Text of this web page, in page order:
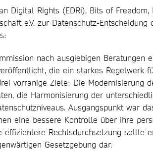
Digital Rights (EDRi), Bits of
e.V. zur Datenschutz-Entscheidung
nach ausgiebigen Beratungen
die ein starkes Regelwerk
vorranige Ziele: Die Modernisierung
die Harmonisierung der
Ausgangspunkt war
eine bessere Kontrolle über ihre
Rechtsdurchsetzung sollte
Gesetzgebung dar.